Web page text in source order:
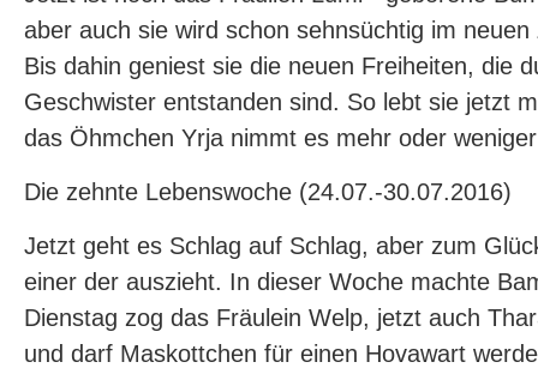
aber auch sie wird schon sehnsüchtig im
Bis dahin geniest sie die neuen Freiheiten, die
Geschwister entstanden sind. So lebt sie jetzt
das Öhmchen Yrja nimmt es mehr oder
Die zehnte Lebenswoche (24.07.-30.07.2016)
Jetzt geht es Schlag auf Schlag, aber zum
einer der auszieht. In dieser Woche machte
Dienstag zog das Fräulein Welp, jetzt auch
und darf Maskottchen für einen Hovawart